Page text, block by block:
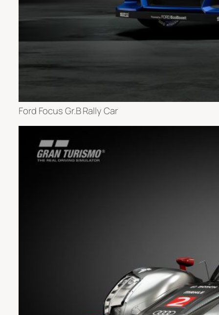
Ford Focus Gr.B Rally Car